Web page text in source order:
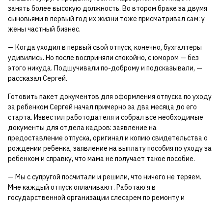
занять более высокую должность. Во втором браке за двумя
сыновьями в первый год их жизни тоже присматривал сам: у
жены частный бизнес.
— Когда уходил в первый свой отпуск, конечно, бухгалтеры
удивились. Но после восприняли спокойно, с юмором — без
этого никуда. Подшучивали по-доброму и подсказывали, —
рассказал Сергей.
Готовить пакет документов для оформления отпуска по уходу
за ребенком Сергей начал примерно за два месяца до его
старта. Известил работодателя и собрал все необходимые
документы для отдела кадров: заявление на
предоставление отпуска, оригинал и копию свидетельства о
рождении ребенка, заявление на выплату пособия по уходу за
ребенком и справку, что мама не получает такое пособие.
— Мы с супругой посчитали и решили, что ничего не теряем.
Мне каждый отпуск оплачивают. Работаю я в
государственной организации слесарем по ремонту и